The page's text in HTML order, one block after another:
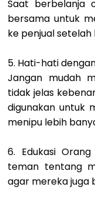
Saat berbelanja
bersama untuk
ke penjual
5. Hati-hati
Jangan mudah
tidak jelas
digunakan untuk
menipu lebih
6. Edukasi
teman tentang
agar mereka juga